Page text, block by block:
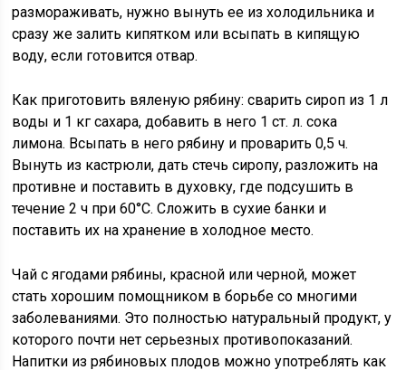
размораживать, нужно вынуть ее из холодильника и
сразу же залить кипятком или всыпать в кипящую
воду, если готовится отвар.
Как приготовить вяленую рябину: сварить сироп из 1 л
воды и 1 кг сахара, добавить в него 1 ст. л. сока
лимона. Всыпать в него рябину и проварить 0,5 ч.
Вынуть из кастрюли, дать стечь сиропу, разложить на
противне и поставить в духовку, где подсушить в
течение 2 ч при 60°С. Сложить в сухие банки и
поставить их на хранение в холодное место.
Чай с ягодами рябины, красной или черной, может
стать хорошим помощником в борьбе со многими
заболеваниями. Это полностью натуральный продукт, у
которого почти нет серьезных противопоказаний.
Напитки из рябиновых плодов можно употреблять как